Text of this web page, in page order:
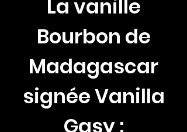
La vanille
Bourbon de
Madagascar
signée Vanilla